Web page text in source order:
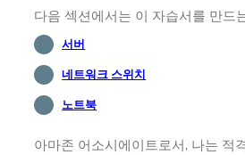
다음 섹션에서는 이 자습서를 만드
서버
네트워크 스위치
노트북
아마존 어소시에이트로서, 나는 적